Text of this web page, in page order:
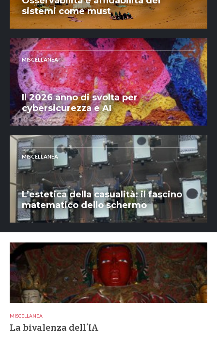
sistemi come must
MISCELLANEA
Il 2026 anno di svolta per
cybersicurezza e AI
MISCELLANEA
L’estetica della casualità: il fascino
matematico dello schermo
MISCELLANEA
La bivalenza dell’IA